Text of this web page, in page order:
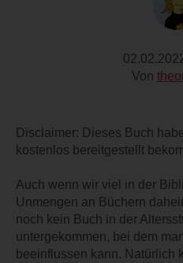
Von
Disclaimer: Dieses Buch
kostenlos bereitgestellt
Auch wenn wir viel in der
Unmengen an Büchern
noch kein Buch in der
untergekommen, bei dem
beeinflussen kann. Natürlich